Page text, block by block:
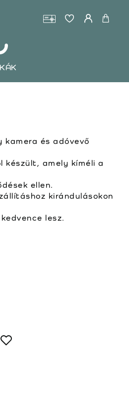
kamera és adóvevő
amely kíméli a
ellen.
kirándulásokon
lesz.